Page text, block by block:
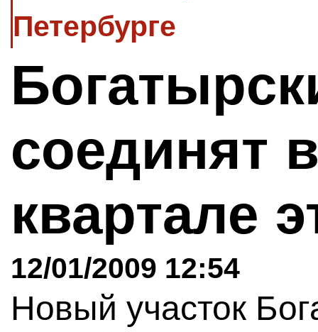
Петербурге
соединят
квартале
12/01/2009 12:54
Новый участок